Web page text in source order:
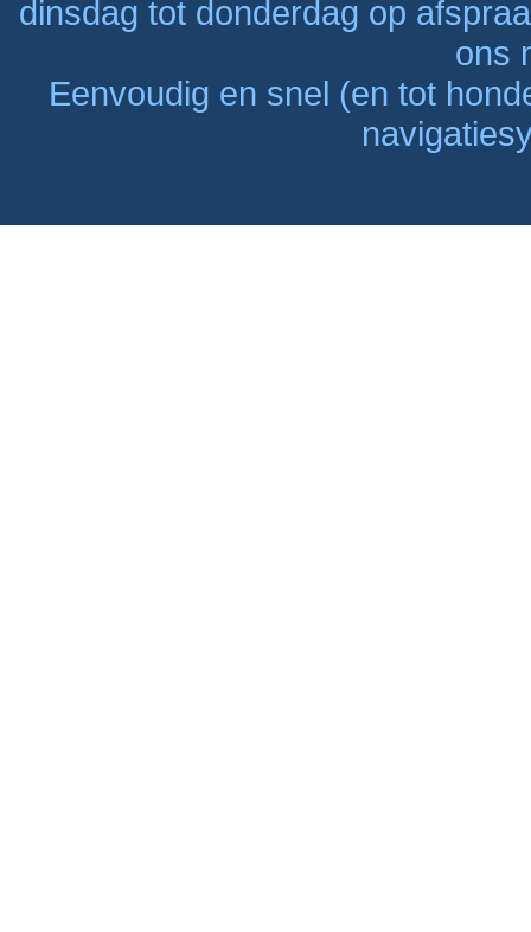
dinsdag tot donderdag op
ons
Eenvoudig en snel (en tot